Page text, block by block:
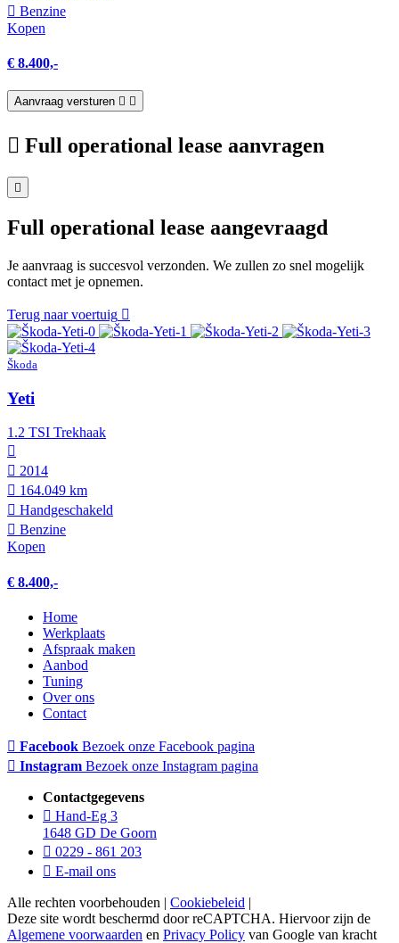
Benzine
Kopen
€ 8.400,-
Aanvraag versturen
Full operational lease aanvragen
Full operational lease aangevraagd
Je aanvraag is succesvol verzonden. We zullen zo snel mogelijk
contact met je opnemen.
Terug naar voertuig
Škoda
Yeti
1.2 TSI Trekhaak
2014
164.049 km
Hand­geschakeld
Benzine
Kopen
€ 8.400,-
Home
Werkplaats
Afspraak maken
Aanbod
Tuning
Over ons
Contact
Facebook Bezoek onze Facebook pagina
Instagram Bezoek onze Instagram pagina
Contactgegevens
Hand-Eg 3
1648 GD De Goorn
0229 - 861 203
E-mail ons
Alle rechten voorbehouden | Cookiebeleid |
Deze site wordt beschermd door reCAPTCHA. Hiervoor zijn de
Algemene voorwaarden en Privacy Policy van Google van kracht